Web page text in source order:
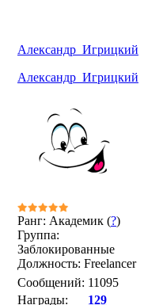
Александр_Игрицкий
Александр_Игрицкий
Ранг: Академик (?)
Группа:
Заблокированные
Должность: Freelancer
Сообщений: 11095
Награды:
129